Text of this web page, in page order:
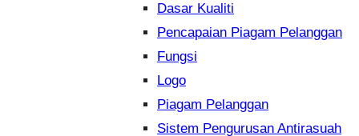
Dasar Kualiti
Pencapaian Piagam Pelanggan
Fungsi
Logo
Piagam Pelanggan
Sistem Pengurusan Antirasuah